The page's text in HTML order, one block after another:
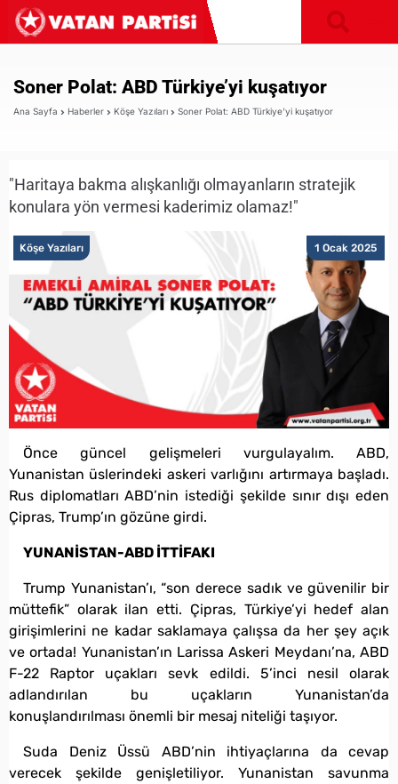
Soner Polat: ABD Türkiye’yi kuşatıyor
Ana Sayfa Haberler Köşe Yazıları Soner Polat: ABD Türkiye’yi kuşatıyor
"Haritaya bakma alışkanlığı olmayanların stratejik
konulara yön vermesi kaderimiz olamaz!"
1 Ocak 2025
Köşe Yazıları
Önce güncel gelişmeleri vurgulayalım. ABD,
Yunanistan üslerindeki askeri varlığını artırmaya başladı.
Rus diplomatları ABD’nin istediği şekilde sınır dışı eden
Çipras, Trump’ın gözüne girdi.
YUNANİSTAN-ABD İTTİFAKI
Trump Yunanistan’ı, “son derece sadık ve güvenilir bir
müttefik” olarak ilan etti. Çipras, Türkiye’yi hedef alan
girişimlerini ne kadar saklamaya çalışsa da her şey açık
ve ortada! Yunanistan’ın Larissa Askeri Meydanı’na, ABD
F-22 Raptor uçakları sevk edildi. 5’inci nesil olarak
adlandırılan bu uçakların Yunanistan’da
konuşlandırılması önemli bir mesaj niteliği taşıyor.
Suda Deniz Üssü ABD’nin ihtiyaçlarına da cevap
verecek şekilde genişletiliyor. Yunanistan savunma